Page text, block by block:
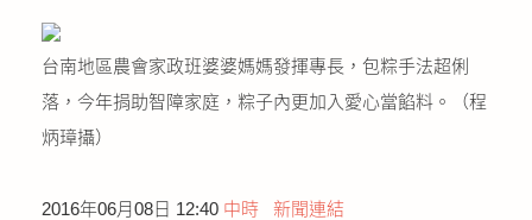
捐款徵信
台南地區農會家政班婆婆媽媽發揮專長，包粽手法超俐
落，今年捐助智障家庭，粽子內更加入愛心當餡料。（程
炳璋攝）
2016年06月08日 12:40 中時
新聞連結